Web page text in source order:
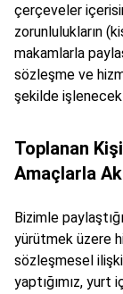
çerçeveler
zorunlulukların
makamlarla
sözleşme ve
şekilde
Toplanan
Amaçlarla
Bizimle
yürütmek üzere
sözleşmesel
yaptığımız, yurt